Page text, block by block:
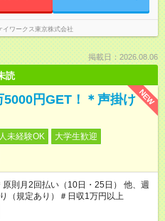
イワークス東京株式会社
掲載日：2026.08.06
読
NEW
円GET！＊声掛け
未経験OK
大学生歓迎
原則月2回払い（10日・25日） 他、週
（規定あり）＃日収1万円以上